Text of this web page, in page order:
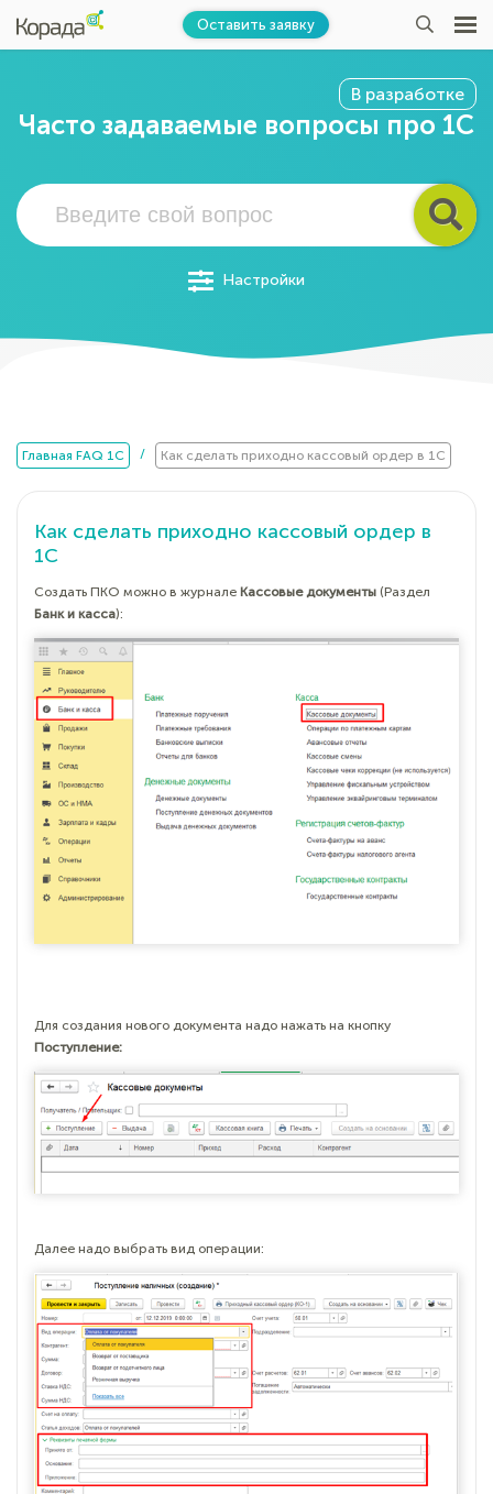
Оставить заявку
Часто задаваемые вопросы про 1С
В разработке
Настройки
Главная FAQ 1C / Как сделать приходно кассовый ордер в 1С
Как сделать приходно кассовый ордер в
1С
Создать ПКО можно в журнале Кассовые документы (Раздел
Банк и касса):
Для создания нового документа надо нажать на кнопку
Поступление:
Далее надо выбрать вид операции: